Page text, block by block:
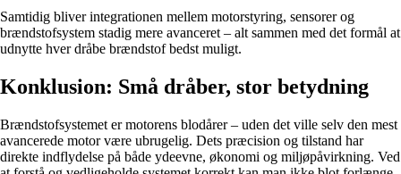
Samtidig bliver integrationen mellem motorstyring, sensorer og
brændstofsystem stadig mere avanceret – alt sammen med det formål at
udnytte hver dråbe brændstof bedst muligt.
Konklusion: Små dråber, stor betydning
Brændstofsystemet er motorens blodårer – uden det ville selv den mest
avancerede motor være ubrugelig. Dets præcision og tilstand har
direkte indflydelse på både ydeevne, økonomi og miljøpåvirkning. Ved